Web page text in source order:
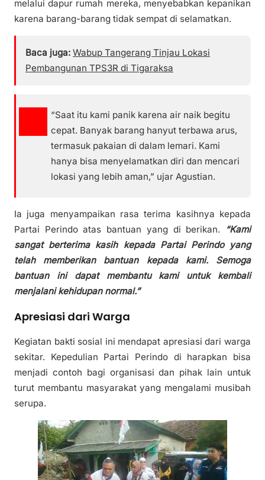
melalui dapur rumah mereka, menyebabkan kepanikan
karena barang-barang tidak sempat di selamatkan.
Baca juga: Wabup Tangerang Tinjau Lokasi
Pembangunan TPS3R di Tigaraksa
“Saat itu kami panik karena air naik begitu
cepat. Banyak barang hanyut terbawa arus,
termasuk pakaian di dalam lemari. Kami
hanya bisa menyelamatkan diri dan mencari
lokasi yang lebih aman,” ujar Agustian.
Ia juga menyampaikan rasa terima kasihnya kepada
Partai Perindo atas bantuan yang di berikan.
“Kami
sangat berterima kasih kepada Partai Perindo yang
telah memberikan bantuan kepada kami. Semoga
bantuan ini dapat membantu kami untuk kembali
menjalani kehidupan normal.”
Apresiasi dari Warga
Kegiatan bakti sosial ini mendapat apresiasi dari warga
sekitar. Kepedulian Partai Perindo di harapkan bisa
menjadi contoh bagi organisasi dan pihak lain untuk
turut membantu masyarakat yang mengalami musibah
serupa.